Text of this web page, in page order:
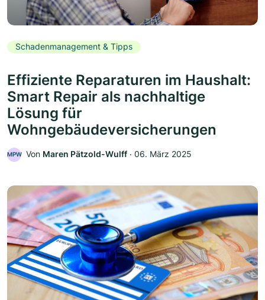
Schadenmanagement & Tipps
Effiziente Reparaturen im Haushalt:
Smart Repair als nachhaltige
Lösung für
Wohngebäudeversicherungen
MPW Von Maren Pätzold-Wulff ‧ 06. März 2025